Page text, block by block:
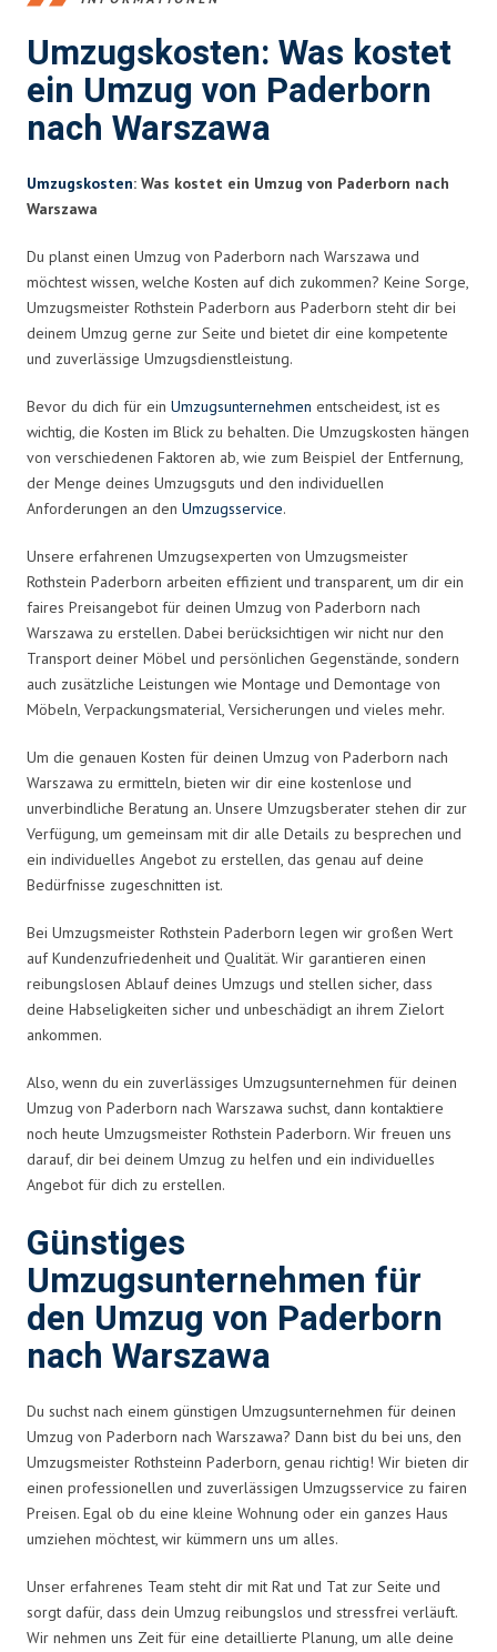
Umzugskosten: Was kostet
ein Umzug von Paderborn
nach Warszawa
Umzugskosten: Was kostet ein Umzug von Paderborn nach
Warszawa
Du planst einen Umzug von Paderborn nach Warszawa und
möchtest wissen, welche Kosten auf dich zukommen? Keine Sorge,
Umzugsmeister Rothstein Paderborn aus Paderborn steht dir bei
deinem Umzug gerne zur Seite und bietet dir eine kompetente
und zuverlässige Umzugsdienstleistung.
Bevor du dich für ein Umzugsunternehmen entscheidest, ist es
wichtig, die Kosten im Blick zu behalten. Die Umzugskosten hängen
von verschiedenen Faktoren ab, wie zum Beispiel der Entfernung,
der Menge deines Umzugsguts und den individuellen
Anforderungen an den Umzugsservice.
Unsere erfahrenen Umzugsexperten von Umzugsmeister
Rothstein Paderborn arbeiten effizient und transparent, um dir ein
faires Preisangebot für deinen Umzug von Paderborn nach
Warszawa zu erstellen. Dabei berücksichtigen wir nicht nur den
Transport deiner Möbel und persönlichen Gegenstände, sondern
auch zusätzliche Leistungen wie Montage und Demontage von
Möbeln, Verpackungsmaterial, Versicherungen und vieles mehr.
Um die genauen Kosten für deinen Umzug von Paderborn nach
Warszawa zu ermitteln, bieten wir dir eine kostenlose und
unverbindliche Beratung an. Unsere Umzugsberater stehen dir zur
Verfügung, um gemeinsam mit dir alle Details zu besprechen und
ein individuelles Angebot zu erstellen, das genau auf deine
Bedürfnisse zugeschnitten ist.
Bei Umzugsmeister Rothstein Paderborn legen wir großen Wert
auf Kundenzufriedenheit und Qualität. Wir garantieren einen
reibungslosen Ablauf deines Umzugs und stellen sicher, dass
deine Habseligkeiten sicher und unbeschädigt an ihrem Zielort
ankommen.
Also, wenn du ein zuverlässiges Umzugsunternehmen für deinen
Umzug von Paderborn nach Warszawa suchst, dann kontaktiere
noch heute Umzugsmeister Rothstein Paderborn. Wir freuen uns
darauf, dir bei deinem Umzug zu helfen und ein individuelles
Angebot für dich zu erstellen.
Günstiges
Umzugsunternehmen für
den Umzug von Paderborn
nach Warszawa
Du suchst nach einem günstigen Umzugsunternehmen für deinen
Umzug von Paderborn nach Warszawa? Dann bist du bei uns, den
Umzugsmeister Rothsteinn Paderborn, genau richtig! Wir bieten dir
einen professionellen und zuverlässigen Umzugsservice zu fairen
Preisen. Egal ob du eine kleine Wohnung oder ein ganzes Haus
umziehen möchtest, wir kümmern uns um alles.
Unser erfahrenes Team steht dir mit Rat und Tat zur Seite und
sorgt dafür, dass dein Umzug reibungslos und stressfrei verläuft.
Wir nehmen uns Zeit für eine detaillierte Planung, um alle deine